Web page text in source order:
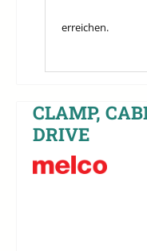
erreichen.
CLAMP,
DRIVE